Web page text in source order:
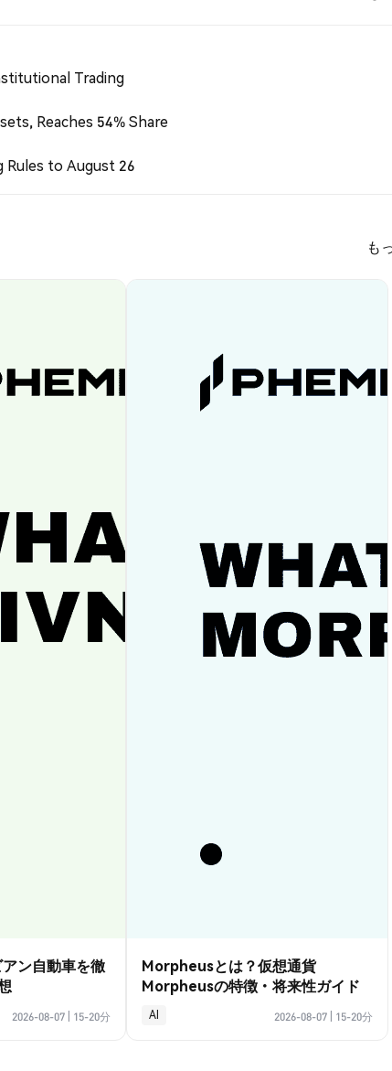
Trading
Reaches 54% Share
Rules to August 26
も
ン自動車を徹
2026-08-07 15-20分
Morpheusとは？仮想通貨
Morpheusの特徴・将来性ガイド
AI 2026-08-07 15-20分